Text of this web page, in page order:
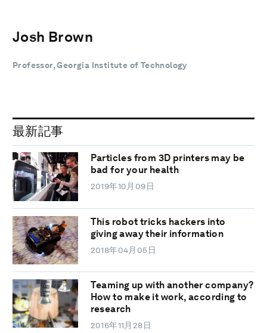
Josh Brown
Professor, Georgia Institute of Technology
最新記事
Particles from 3D printers may be
bad for your health
2019年10月09日
This robot tricks hackers into
giving away their information
2018年04月05日
Teaming up with another company?
How to make it work, according to
research
2016年11月28日